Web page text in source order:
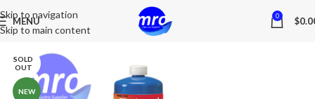
Skip to navigation
Skip to main content
MENU 0 $
SOLD
OUT
NEW